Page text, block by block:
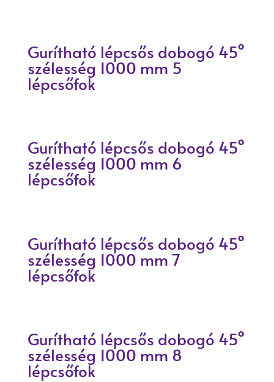
Gurítható lépcsős dobogó 45°
szélesség 1000 mm 5
lépcsőfok
Gurítható lépcsős dobogó 45°
szélesség 1000 mm 6
lépcsőfok
Gurítható lépcsős dobogó 45°
szélesség 1000 mm 7
lépcsőfok
Gurítható lépcsős dobogó 45°
szélesség 1000 mm 8
lépcsőfok